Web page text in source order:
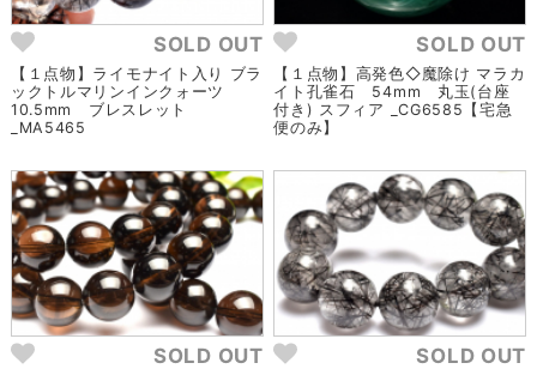
SOLD OUT
【１点物】ライモナイト入り ブラ
ックトルマリンインクォーツ
10.5mm ブレスレット
_MA5465
SOLD OUT
【１点物】高発色◇魔除け マラカ
イト孔雀石 54mm 丸玉(台座
付き) スフィア _CG6585【宅急
便のみ】
SOLD OUT SOLD OUT